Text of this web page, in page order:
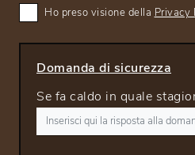
Ho preso visione della Privacy
Domanda di sicurezza
Se fa caldo in quale